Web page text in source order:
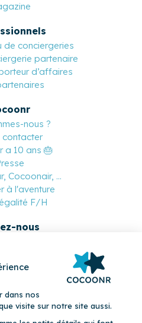
de conciergeries
partenaire
d’affaires
nous ?
contacter
a 10 ans 🎂
Cocoonair, ...
à l'aventure
F/H
nous